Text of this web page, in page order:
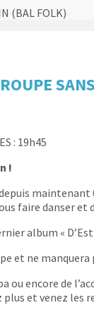
(BAL FOLK)
: 19h45
!
faire
album «
et ne
ou encore de
plus et venez les